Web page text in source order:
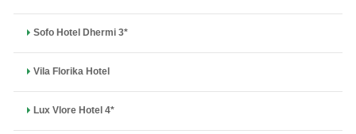
Sofo Hotel Dhermi 3*
Vila Florika Hotel
Lux Vlore Hotel 4*